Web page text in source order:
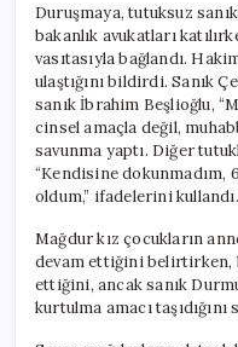
Duruşmaya, tutuksuz
bakanlık avukatları
vasıtasıyla bağlandı.
ulaştığını bildirdi. Sanık
sanık İbrahim Beşlioğlu,
cinsel amaçla değil,
savunma yaptı. Diğer
“Kendisine dokunmadım,
oldum,” ifadelerini kullandı.
Mağdur kız çocukların
devam ettiğini belirtirken,
ettiğini, ancak sanık
kurtulma amacı taşıdığını